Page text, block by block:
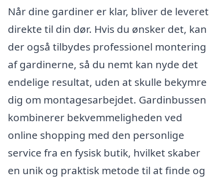
Når dine gardiner er klar, bliver de leveret
direkte til din dør. Hvis du ønsker det, kan
der også tilbydes professionel montering
af gardinerne, så du nemt kan nyde det
endelige resultat, uden at skulle bekymre
dig om montagesarbejdet. Gardinbussen
kombinerer bekvemmeligheden ved
online shopping med den personlige
service fra en fysisk butik, hvilket skaber
en unik og praktisk metode til at finde og